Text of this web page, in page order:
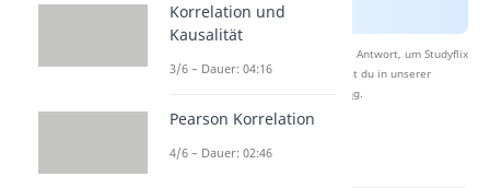
Nach Beantwortung speichern wir deine Antwort, um Studyflix
zu verbessern. Mehr dazu erfährst du in unserer
Datenschutzerklärung.
Zufallsstichprobe
Korrelation und
Kausalität
3/6 – Dauer: 04:16
Pearson Korrelation
4/6 – Dauer: 02:46